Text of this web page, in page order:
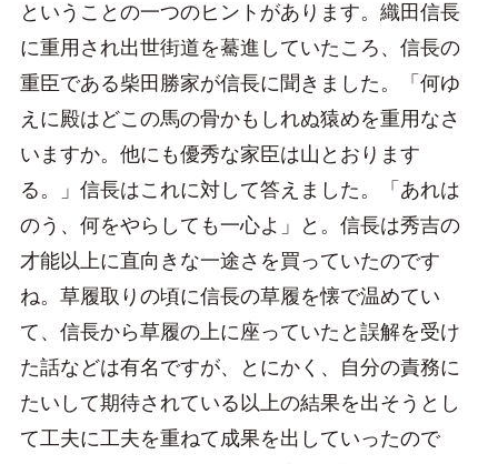
ということの一つのヒントがあります。織田信長
に重用され出世街道を驀進していたころ、信長の
重臣である柴田勝家が信長に聞きました。「何ゆ
えに殿はどこの馬の骨かもしれぬ猿めを重用なさ
いますか。他にも優秀な家臣は山とおります
る。」信長はこれに対して答えました。「あれは
のう、何をやらしても一心よ」と。信長は秀吉の
才能以上に直向きな一途さを買っていたのです
ね。草履取りの頃に信長の草履を懐で温めてい
て、信長から草履の上に座っていたと誤解を受け
た話などは有名ですが、とにかく、自分の責務に
たいして期待されている以上の結果を出そうとし
て工夫に工夫を重ねて成果を出していったので